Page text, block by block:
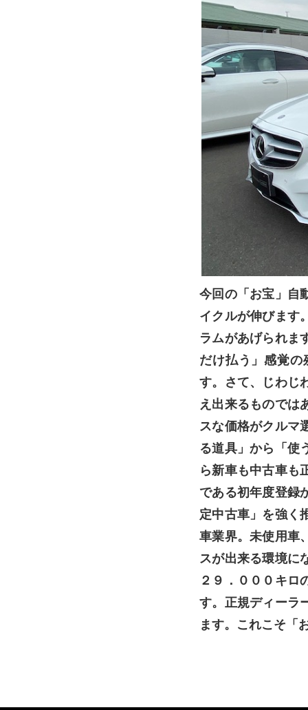
今回の「お宝」自
イクルが伸びます
ラムがあげられま
だけ払う」感覚
す。さて、じわじ
え出来るものでは
スな価格がクルマ
る道具」から「使
ら新車も中古車も
である初年度登録
定中古車」を強く
車業界。未使用車
スが出来る環境に
２９．０００キロ
す。正規ディーラ
ます。これこそ「